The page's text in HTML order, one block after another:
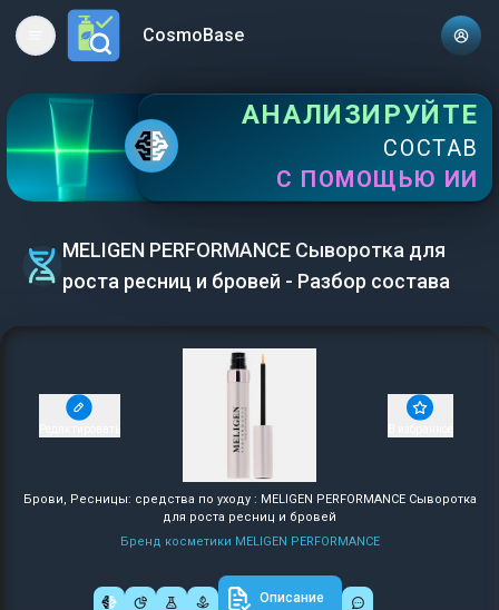
Open main menuCosmoBase
АНАЛИЗИРУЙТЕ
СОСТАВ
С ПОМОЩЬЮ ИИ
MELIGEN PERFORMANCE Сыворотка для
роста ресниц и бровей - Разбор состава
Брови, Ресницы: средства по уходу : MELIGEN PERFORMANCE Сыворотка
для роста ресниц и бровей
Бренд косметики MELIGEN PERFORMANCE
Описание